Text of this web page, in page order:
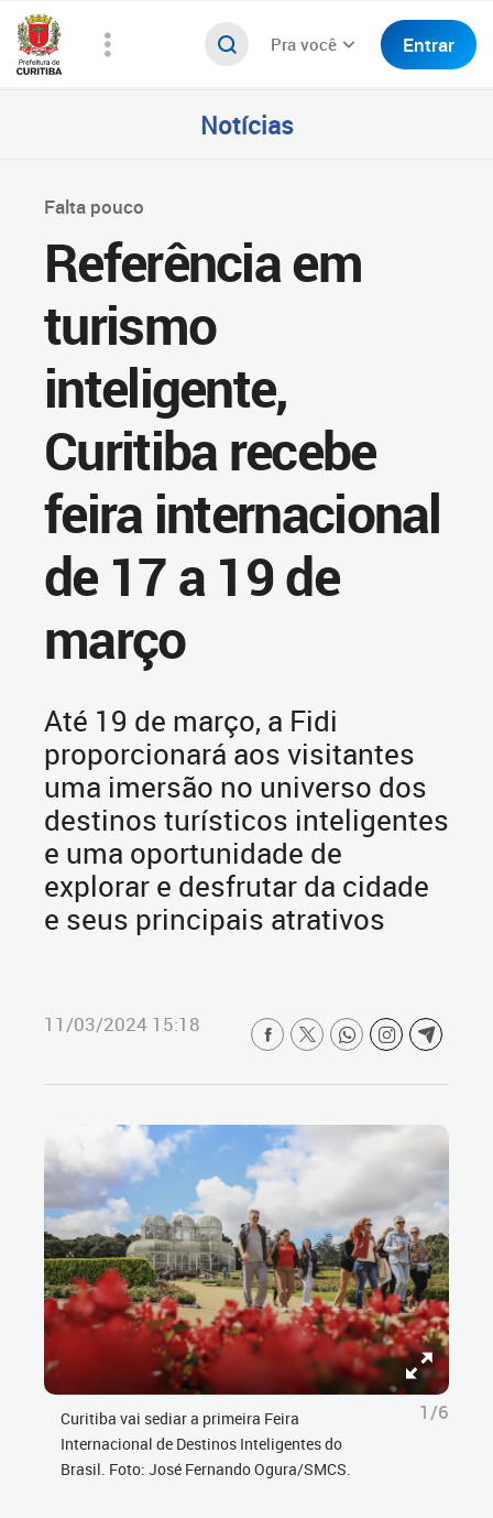
Pra você Entrar
Notícias
Falta pouco
Referência em
turismo
inteligente,
Curitiba recebe
feira internacional
de 17 a 19 de
março
Até 19 de março, a Fidi
proporcionará aos visitantes
uma imersão no universo dos
destinos turísticos inteligentes
e uma oportunidade de
explorar e desfrutar da cidade
e seus principais atrativos
11/03/2024 15:18
Curitiba vai sediar a primeira Feira
Internacional de Destinos Inteligentes do
Brasil. Foto: José Fernando Ogura/SMCS.
1/6